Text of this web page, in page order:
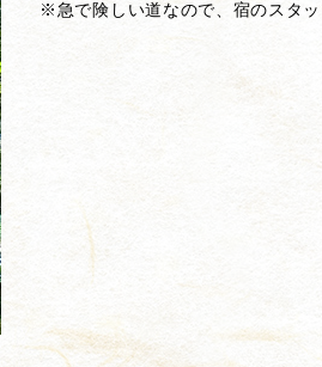
※急で険しい道なので、宿のスタッ